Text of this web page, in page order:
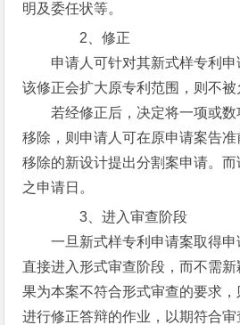
明及委任状等。
2、修正
申请人可针对其新式样专利申
该修正会扩大原专利范围，则不被
若经修正后，决定将一项或数
移除，则申请人可在原申请案告
移除的新设计提出分割案申请。
之申请日。
3、进入审查阶段
一旦新式样专利申请案取得申
直接进入形式审查阶段，而不需
果为本案不符合形式审查的要求
进行修正答辩的作业，以期符合审